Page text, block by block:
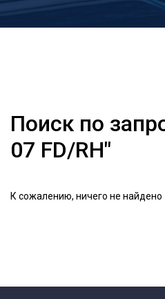
Поиск по
07 FD/RH"
К сожалению, ничего не найдено